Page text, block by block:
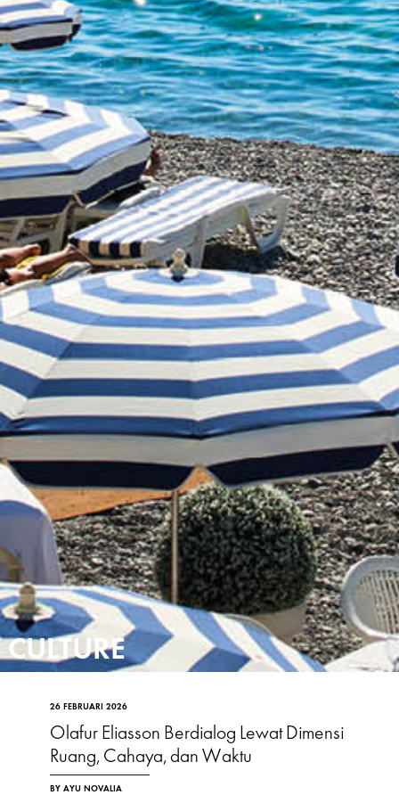
CULTURE
26 FEBRUARI 2026
Olafur Eliasson Berdialog Lewat Dimensi
Ruang, Cahaya, dan Waktu
BY AYU NOVALIA